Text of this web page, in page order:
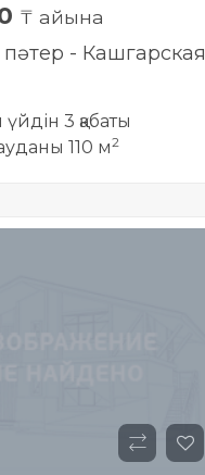
₸ айына
пәтер - Кашгарская
үйдін 3 қабаты
110 м2